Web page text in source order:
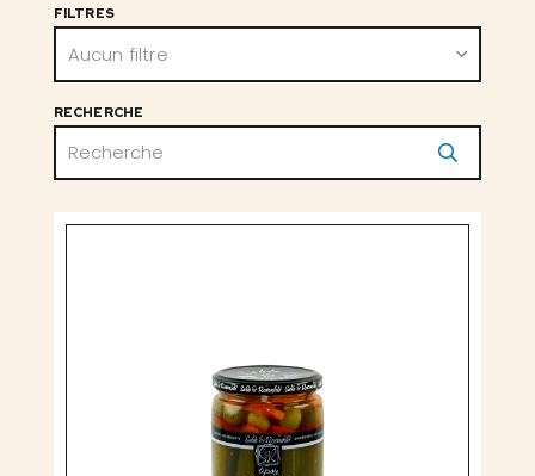
FILTRES
Aucun filtre
RECHERCHE